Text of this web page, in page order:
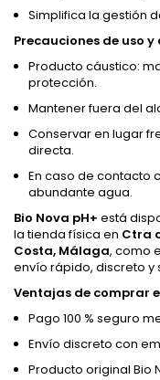
Simplifica la gestión
Precauciones de uso
Producto cáustico:
protección.
Mantener fuera del
Conservar en lugar
directa.
En caso de contacto
abundante agua.
Bio Nova pH+ está
la tienda física en Ctra
Costa, Málaga, como
envío rápido, discreto y
Ventajas de comprar
Pago 100 % seguro
Envío discreto con
Producto original Bio